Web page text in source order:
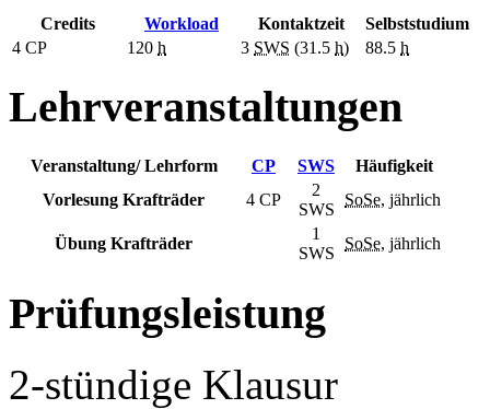
Credits Workload Kontaktzeit
Selbststudium
4 CP 120 h 3 SWS (31.5 h) 88.5 h
Lehrveranstaltungen
Veranstaltung/ Lehrform CP SWS
Häufigkeit
Vorlesung Krafträder
4 CP
2
SWS
SoSe, jährlich
Übung Krafträder
1
SWS
SoSe, jährlich
Prüfungsleistung
2-stündige Klausur